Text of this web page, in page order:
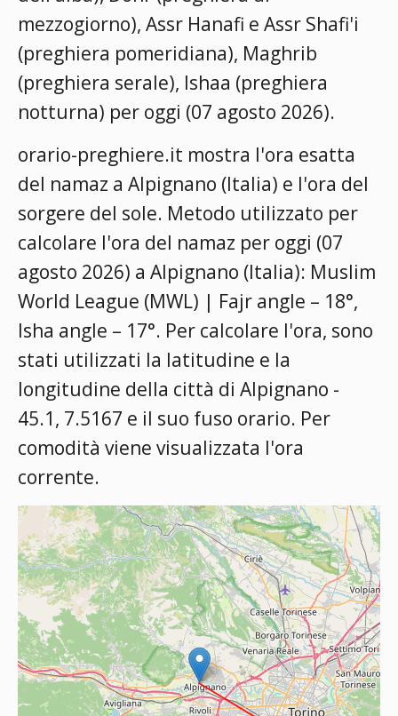
mezzogiorno), Assr Hanafi e Assr Shafi'i
(preghiera pomeridiana), Maghrib
(preghiera serale), Ishaa (preghiera
notturna) per oggi (07 agosto 2026).
orario-preghiere.it mostra l'ora esatta
del namaz a Alpignano (Italia) e l'ora del
sorgere del sole. Metodo utilizzato per
calcolare l'ora del namaz per oggi (07
agosto 2026) a Alpignano (Italia): Muslim
World League (MWL) | Fajr angle – 18°,
Isha angle – 17°. Per calcolare l'ora, sono
stati utilizzati la latitudine e la
longitudine della città di Alpignano -
45.1, 7.5167 e il suo fuso orario. Per
comodità viene visualizzata l'ora
corrente.